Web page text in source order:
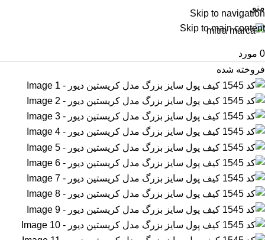
Skip to navigation
Skip to main content
منو
0 مورد
فروخته شده